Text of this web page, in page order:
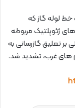
خط لوله گاز که
ژئوپلتیک مربوطه
بر تعلیق گازرسانی به
های غرب، تشدید شد.